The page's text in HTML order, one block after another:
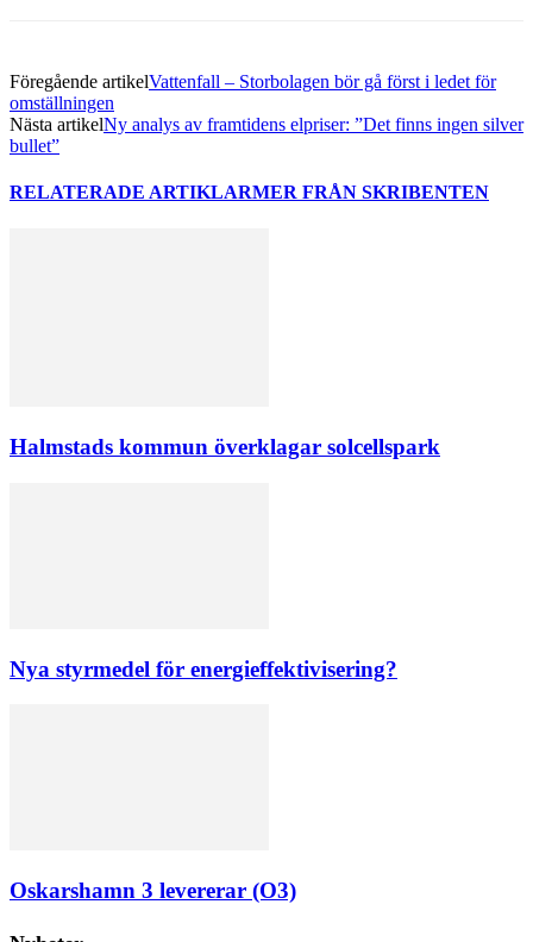
Föregående artikelVattenfall – Storbolagen bör gå först i ledet för
omställningen
Nästa artikelNy analys av framtidens elpriser: ”Det finns ingen silver
bullet”
RELATERADE ARTIKLARMER FRÅN SKRIBENTEN
Halmstads kommun överklagar solcellspark
Nya styrmedel för energieffektivisering?
Oskarshamn 3 levererar (O3)